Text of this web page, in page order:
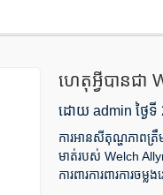
ហេតុអ្វីបានជា
សម្រាប់ភាពត្រឹ
ដោយ admin ថ្ងៃទី
ការអានសីតុណ្ហភាពត្រឹ
មាត់របស់ Welch
ការពារការពារការចម្